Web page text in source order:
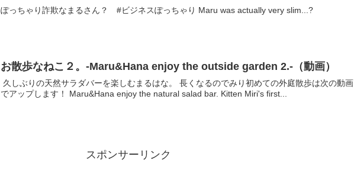
ぽっちゃり詐欺なまるさん？ #ビジネスぽっちゃり Maru was actually very slim...?
お散歩なねこ２。-Maru&Hana enjoy the outside garden 2.-（動画）
久しぶりの天然サラダバーを楽しむまるはな。 長くなるのでみり初めての外庭散歩は次の動画
でアップします！ Maru&Hana enjoy the natural salad bar. Kitten Miri's first...
スポンサーリンク